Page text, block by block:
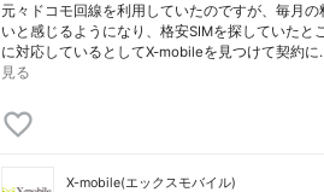
元々ドコモ回線を利用していたのですが、毎月の
いと感じるようになり、格安SIMを探していたと
に対応しているとしてX-mobileを見つけて契約
見る
X-mobile(エックスモバイル)